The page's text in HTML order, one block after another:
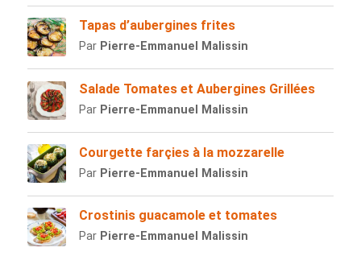
Tapas d’aubergines frites
Par Pierre-Emmanuel Malissin
Salade Tomates et Aubergines Grillées
Par Pierre-Emmanuel Malissin
Courgette farçies à la mozzarelle
Par Pierre-Emmanuel Malissin
Crostinis guacamole et tomates
Par Pierre-Emmanuel Malissin